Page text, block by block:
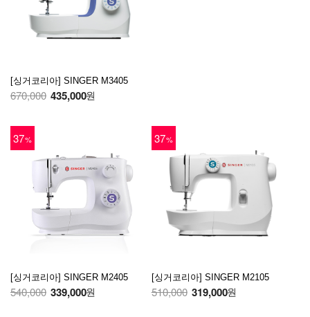
[싱거코리아] SINGER M3405
670,000 435,000원
37%
[싱거코리아] SINGER M2405
540,000 339,000원
37%
[싱거코리아] SINGER M2105
510,000 319,000원